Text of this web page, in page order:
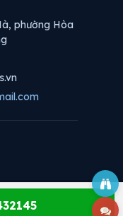
phường Hòa